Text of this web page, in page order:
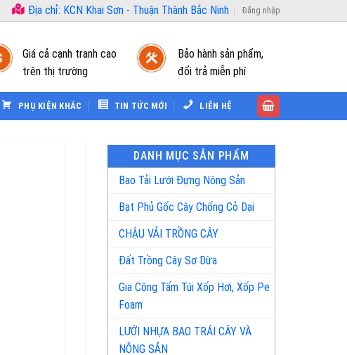
Địa chỉ: KCN Khai Sơn - Thuận Thành Bắc Ninh Đăng nhập
Giá cả cạnh tranh cao
trên thị trường
Bảo hành sản phẩm,
đổi trả miễn phí
PHỤ KIỆN KHÁC TIN TỨC MỚI LIÊN HỆ
DANH MỤC SẢN PHẨM
Bao Tải Lưới Đựng Nông Sản
Bạt Phủ Gốc Cây Chống Cỏ Dại
CHẬU VẢI TRỒNG CÂY
Đất Trồng Cây Sơ Dừa
Gia Công Tấm Túi Xốp Hơi, Xốp Pe
Foam
LƯỚI NHỰA BAO TRÁI CÂY VÀ
NÔNG SẢN